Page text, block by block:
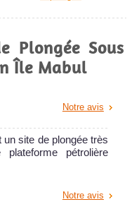
Plongée Sous
Île Mabul
Notre avis
site de plongée très
pétrolière
Notre avis